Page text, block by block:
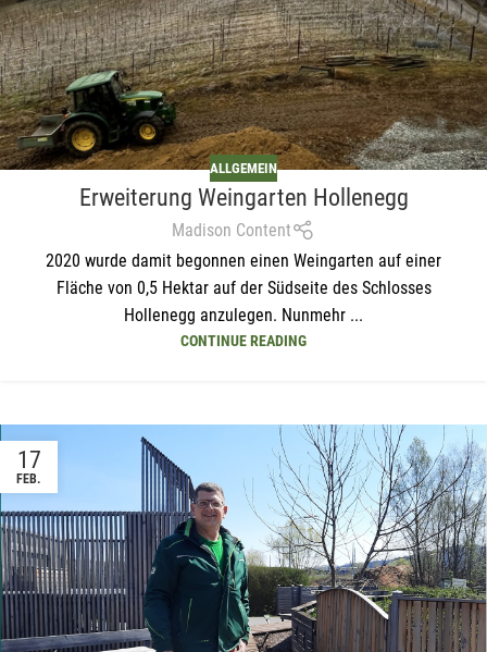
ALLGEMEIN
Erweiterung Weingarten Hollenegg
Madison Content
2020 wurde damit begonnen einen Weingarten auf einer
Fläche von 0,5 Hektar auf der Südseite des Schlosses
Hollenegg anzulegen. Nunmehr ...
CONTINUE READING
17
FEB.
Mit unserem Newsletter sind Sie
immer top-informiert über
Veranstaltungen und Aktionen
unseres Unternehmens.
Name*